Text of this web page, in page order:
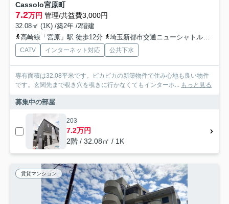
Cassolo宮原町
7.2万円 管理/共益費3,000円
32.08㎡ (1K) /築2年 /2階建
高崎線「宮原」駅 徒歩12分
埼玉新都市交通ニューシャトル「今羽」駅 徒歩19分
CATV インターネット対応 公共下水
専有面積は32.08平米です。ピカピカの新築物件で住み心地も良い物件
です。玄関先まで覗き穴を覗きに行かなくてもインターホ... もっと見る
募集中の部屋
203
7.2万円
2階 / 32.08㎡ / 1K
賃貸マンション